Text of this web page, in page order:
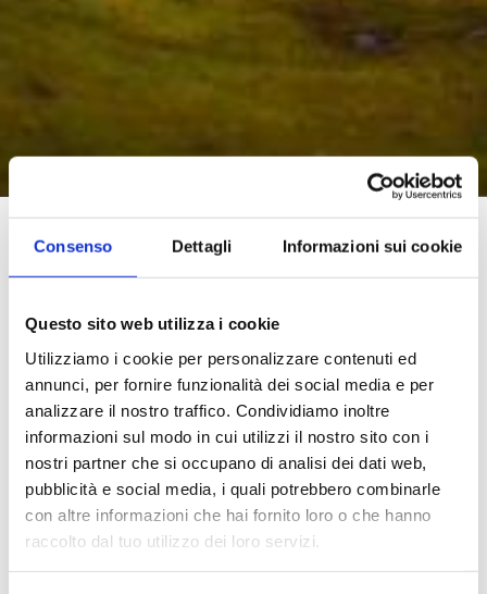
Consenso Dettagli Informazioni sui cookie
Questo sito web utilizza i cookie
Utilizziamo i cookie per personalizzare contenuti ed
annunci, per fornire funzionalità dei social media e per
analizzare il nostro traffico. Condividiamo inoltre
informazioni sul modo in cui utilizzi il nostro sito con i
nostri partner che si occupano di analisi dei dati web,
pubblicità e social media, i quali potrebbero combinarle
con altre informazioni che hai fornito loro o che hanno
raccolto dal tuo utilizzo dei loro servizi.
Richiesta di iscrizione per
agenzie
Per favore completa tutti i dati
Appena verificheremo i tuoi dati ci metteremo in
contatto con te
Nome dell'account